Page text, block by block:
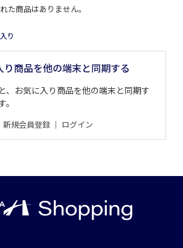
た商品はありません。
り
り商品を他の端末と同期する
、お気に入り商品を他の端末と同期す
新規会員登録｜ ログイン